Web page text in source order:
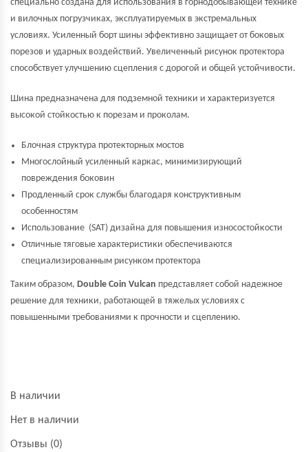
специально создана для использования в горнодобывающей технике
и вилочных погрузчиках, эксплуатируемых в экстремальных
условиях. Усиленный борт шины эффективно защищает от боковых
порезов и ударных воздействий. Увеличенный рисунок протектора
способствует улучшению сцепления с дорогой и общей устойчивости.
Шина предназначена для подземной техники и характеризуется
высокой стойкостью к порезам и проколам.
Блочная структура протекторных мостов
Многослойный усиленный каркас, минимизирующий
повреждения боковин
Продленный срок службы благодаря конструктивным
особенностям
Использование (SAT) дизайна для повышения износостойкости
Отличные тяговые характеристики обеспечиваются
специализированным рисунком протектора
Таким образом, Double Coin Vulcan представляет собой надежное
решение для техники, работающей в тяжелых условиях с
повышенными требованиями к прочности и сцеплению.
В наличии
Нет в наличии
Отзывы (0)